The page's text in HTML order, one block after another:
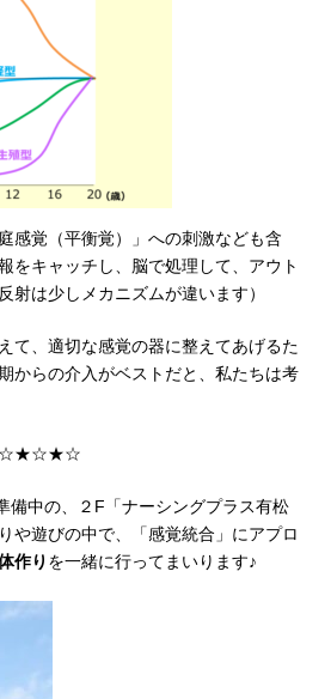
感覚（平衡覚）」への刺激なども含
をキャッチし、脳で処理して、アウト
は少しメカニズムが違います）
て、適切な感覚の器に整えてあげるた
からの介入がベストだと、私たちは考
備中の、２F「ナーシングプラス有松
や遊びの中で、「感覚統合」にアプロ
作り を一緒に行ってまいります♪